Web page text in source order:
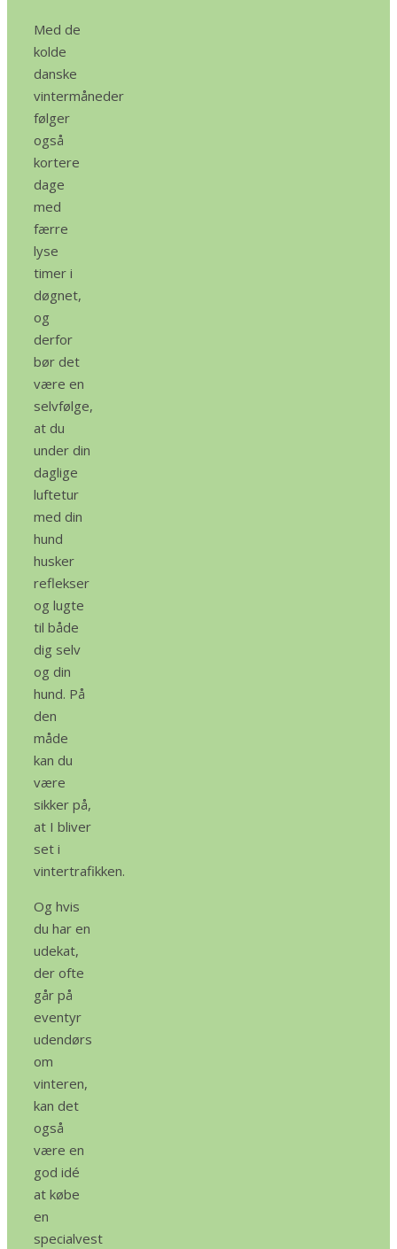
Med de
kolde
danske
vintermåneder
følger
også
kortere
dage
med
færre
lyse
timer i
døgnet,
og
derfor
bør det
være en
selvfølge,
at du
under din
daglige
luftetur
med din
hund
husker
reflekser
og lugte
til både
dig selv
og din
hund. På
den
måde
kan du
være
sikker på,
at I bliver
set i
vintertrafikken.
Og hvis
du har en
udekat,
der ofte
går på
eventyr
udendørs
om
vinteren,
kan det
også
være en
god idé
at købe
en
specialvest